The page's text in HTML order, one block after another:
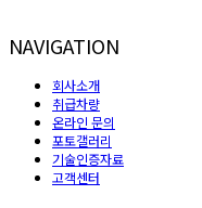
NAVIGATION
회사소개
취급차량
온라인 문의
포토갤러리
기술인증자료
고객센터